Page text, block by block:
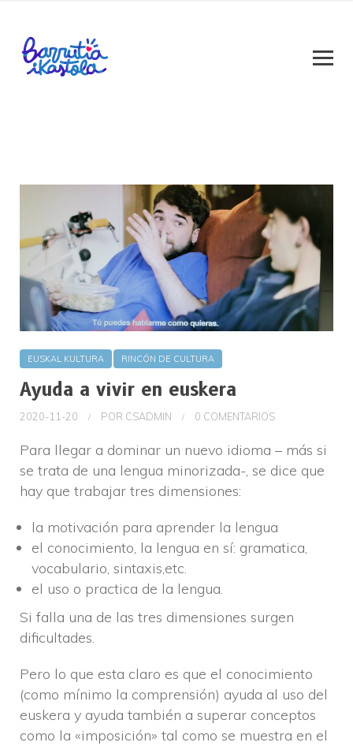
EUSKAL KULTURA RINCÓN DE CULTURA
Ayuda a vivir en euskera
2020-11-20 POR CSADMIN 0 COMENTARIOS
Para llegar a dominar un nuevo idioma – más si
se trata de una lengua minorizada-, se dice que
hay que trabajar tres dimensiones:
la motivación para aprender la lengua
el conocimiento, la lengua en sí: gramatica,
vocabulario, sintaxis,etc.
el uso o practica de la lengua.
Si falla una de las tres dimensiones surgen
dificultades.
Pero lo que esta claro es que el conocimiento
(como mínimo la comprensión) ayuda al uso del
euskera y ayuda también a superar conceptos
como la «imposición» tal como se muestra en el